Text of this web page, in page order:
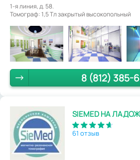
1-я линия, д. 58.
Томограф: 1,5 Tл закрытый высокопольный
8 (812) 385-
SIEMED НА
61 отзыв